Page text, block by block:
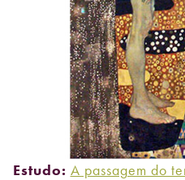
Estudo: A passagem do